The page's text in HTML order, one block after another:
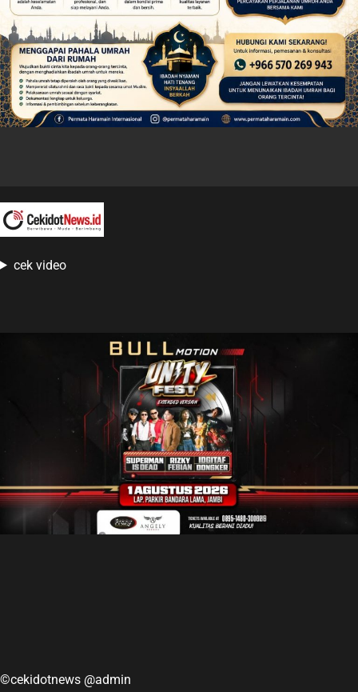
cek video
©cekidotnews @admin